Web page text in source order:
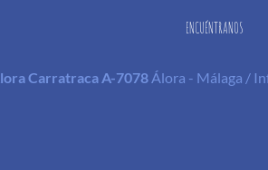
ENCUÉNTRANOS
Carratraca A-7078 Álora - Málaga /